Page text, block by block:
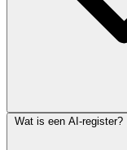
Een formeel AI-beleid
Wat is een AI-register?